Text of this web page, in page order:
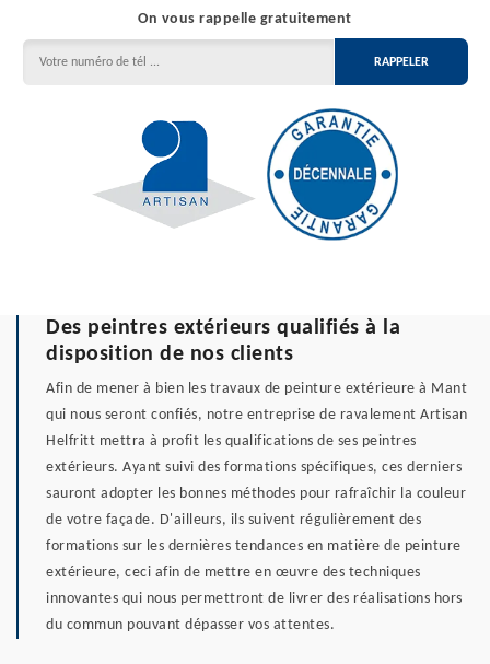
On vous rappelle gratuitement
Des peintres extérieurs qualifiés à la
disposition de nos clients
Afin de mener à bien les travaux de peinture extérieure à Mant
qui nous seront confiés, notre entreprise de ravalement Artisan
Helfritt mettra à profit les qualifications de ses peintres
extérieurs. Ayant suivi des formations spécifiques, ces derniers
sauront adopter les bonnes méthodes pour rafraîchir la couleur
de votre façade. D'ailleurs, ils suivent régulièrement des
formations sur les dernières tendances en matière de peinture
extérieure, ceci afin de mettre en œuvre des techniques
innovantes qui nous permettront de livrer des réalisations hors
du commun pouvant dépasser vos attentes.